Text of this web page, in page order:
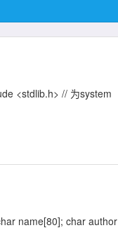
<stdlib.h> // 为system
name[80]; char author